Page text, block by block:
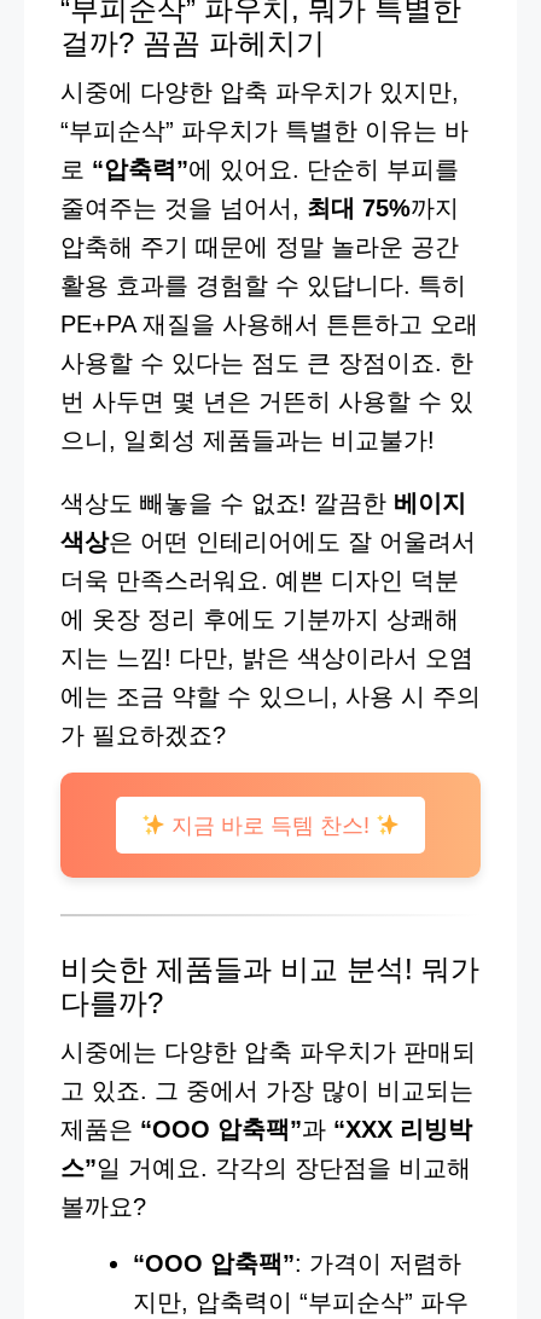
“부피순삭” 파우치, 뭐가 특별한
걸까? 꼼꼼 파헤치기
시중에 다양한 압축 파우치가 있지만,
“부피순삭” 파우치가 특별한 이유는 바
로 “압축력”에 있어요. 단순히 부피를
줄여주는 것을 넘어서, 최대 75%까지
압축해 주기 때문에 정말 놀라운 공간
활용 효과를 경험할 수 있답니다. 특히
PE+PA 재질을 사용해서 튼튼하고 오래
사용할 수 있다는 점도 큰 장점이죠. 한
번 사두면 몇 년은 거뜬히 사용할 수 있
으니, 일회성 제품들과는 비교불가!
색상도 빼놓을 수 없죠! 깔끔한 베이지
색상은 어떤 인테리어에도 잘 어울려서
더욱 만족스러워요. 예쁜 디자인 덕분
에 옷장 정리 후에도 기분까지 상쾌해
지는 느낌! 다만, 밝은 색상이라서 오염
에는 조금 약할 수 있으니, 사용 시 주의
가 필요하겠죠?
지금 바로 득템 찬스!
비슷한 제품들과 비교 분석! 뭐가
다를까?
시중에는 다양한 압축 파우치가 판매되
고 있죠. 그 중에서 가장 많이 비교되는
제품은 “OOO 압축팩”과 “XXX 리빙박
스”일 거예요. 각각의 장단점을 비교해
볼까요?
“OOO 압축팩”: 가격이 저렴하
지만, 압축력이 “부피순삭” 파우